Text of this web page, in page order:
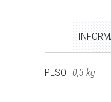
PESO 0,3 kg